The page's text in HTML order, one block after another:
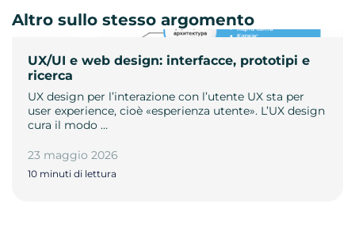
UX/UI e web design: interfacce, prototipi e
ricerca
UX design per l’interazione con l’utente UX sta per
user experience, cioè «esperienza utente». L’UX design
cura il modo …
23 maggio 2026
10 minuti di lettura
Altro sullo stesso argomento